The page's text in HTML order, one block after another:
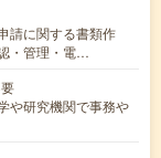
請に関する書類作
・管理・電…
や研究機関で事務や